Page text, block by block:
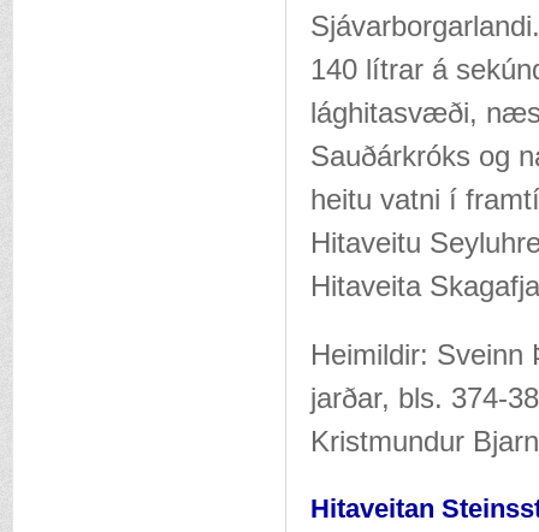
140 lítrar á
lághitasvæði,
Sauðárkróks og
heitu vatni í
Hitaveitu
Hitaveita
Heimildir: Sveinn
jarðar, bls. 374-
Kristmundur
Hitaveitan